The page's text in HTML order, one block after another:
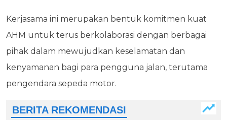
Kerjasama ini merupakan bentuk komitmen kuat
AHM untuk terus berkolaborasi dengan berbagai
pihak dalam mewujudkan keselamatan dan
kenyamanan bagi para pengguna jalan, terutama
pengendara sepeda motor.